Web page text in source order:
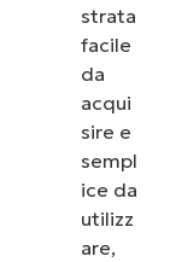
strata
facile
da
acqui
sire e
sempl
ice da
utilizz
are,